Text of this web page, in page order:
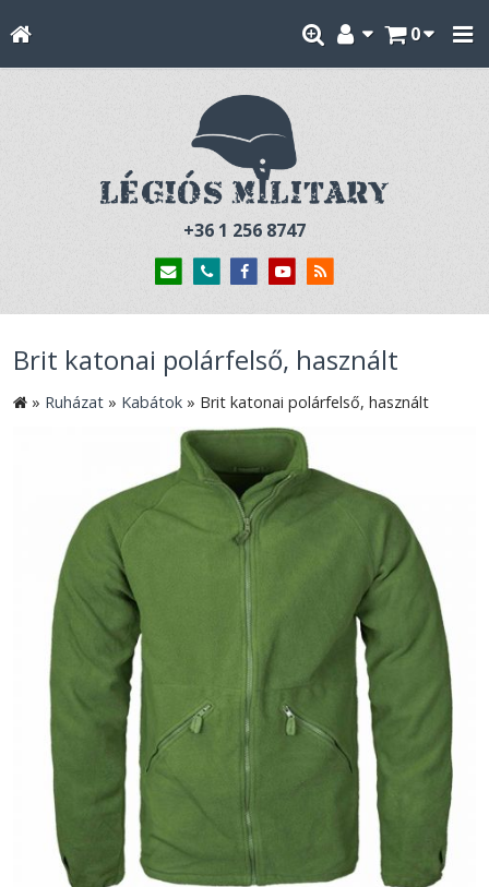
0
+36 1 256 8747
Brit katonai polárfelső, használt
» Ruházat » Kabátok » Brit katonai polárfelső, használt